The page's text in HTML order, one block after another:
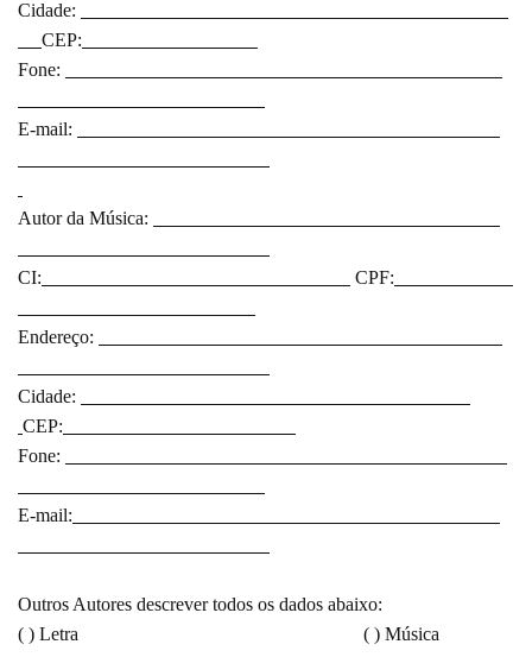
Cidade:
CEP:
Fone:
E-mail:
Autor da Música:
CI: CPF:
Endereço:
Cidade:
CEP:
Fone:
E-mail:
Outros Autores descrever todos os dados abaixo:
( ) Letra ( ) Música